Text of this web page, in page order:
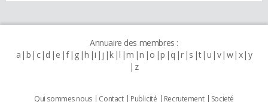
Annuaire des membres :
a b c d e f g h i j k l m n o p q r s t u v w x y
z
Qui sommes nous Contact Publicité Recrutement Societé